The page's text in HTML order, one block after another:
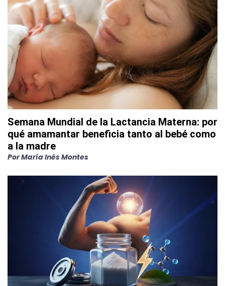
Semana Mundial de la Lactancia Materna: por
qué amamantar beneficia tanto al bebé como
a la madre
PorMaría Inés Montes